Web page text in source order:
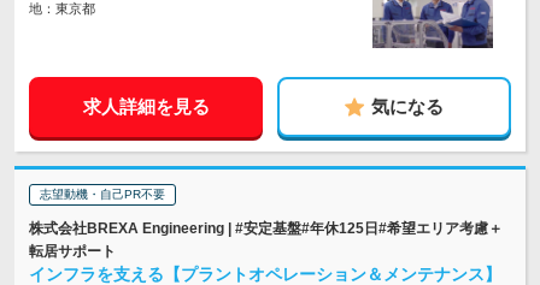
地：東京都
求人詳細を見る 気になる
志望動機・自己PR不要
株式会社BREXA Engineering | #安定基盤#年休125日#希望エリア考慮＋
転居サポート
インフラを支える【プラントオペレーション＆メンテナンス】